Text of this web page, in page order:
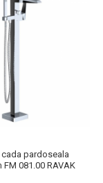
cada pardoseala
FM 081.00 RAVAK